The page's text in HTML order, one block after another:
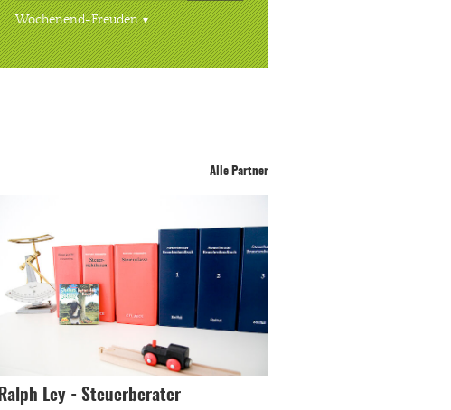
Wochenend-Freuden
Alle Partner
Ralph Ley - Steuerberater